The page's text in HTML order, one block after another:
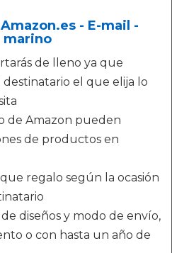
- E-mail -
marino
de lleno ya que
el que elija lo
de Amazon pueden
de productos en
regalo según la ocasión
diseños y modo de envío,
o con hasta un año de